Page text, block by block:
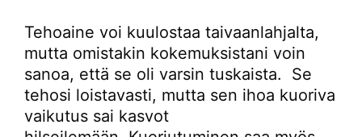
Tehoaine voi kuulostaa taivaanlahjalta,
mutta omistakin kokemuksistani voin
sanoa, että se oli varsin tuskaista. Se
tehosi loistavasti, mutta sen ihoa kuoriva
vaikutus sai kasvot